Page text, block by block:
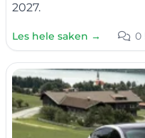
2027.
Les hele saken → 0